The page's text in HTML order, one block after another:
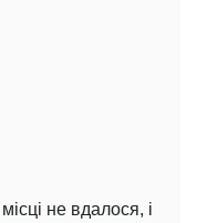
не вдалося, і